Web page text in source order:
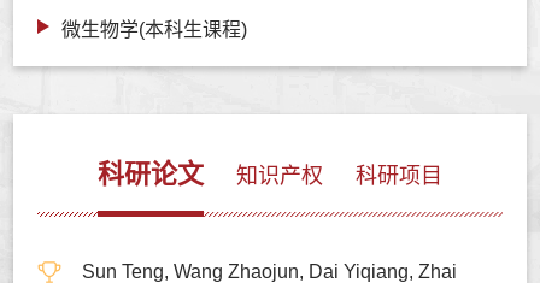
微生物学(本科生课程)
科研论文 知识产权 科研项目
Sun Teng, Wang Zhaojun, Dai Yiqiang, Zhai